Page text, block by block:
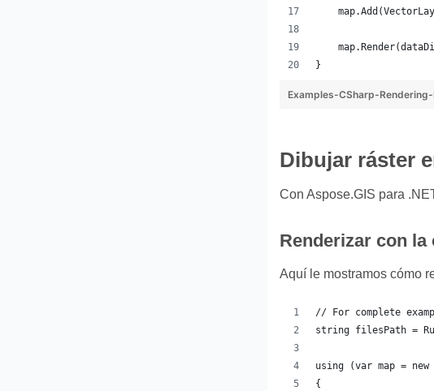
}
Examples-CSharp-
Dibujar ráster
Con Aspose.GIS para
Renderizar con
Aquí le mostramos cómo
// For complete
string filesPath =
using (var map = new
{